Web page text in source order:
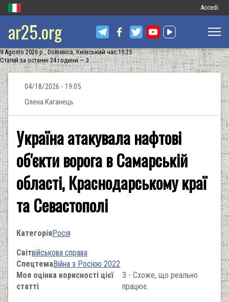
Меню
запису
Accedi
ar25.org
9 Agosto 2026 р., Domenica, Київський час 15:25
Статей за останні 24 години — 3
04/18/2026 - 19:05
Олена Каганець
Україна атакувала нафтові
об'єкти ворога в Самарській
області, Краснодарському краї
та Севастополі
КатегоріяРосія
Світвійськова справа
СпецтемаВійна з Росією 2022
Моя оцінка корисності цієї
статті
3 - Схоже, що реально
працює.